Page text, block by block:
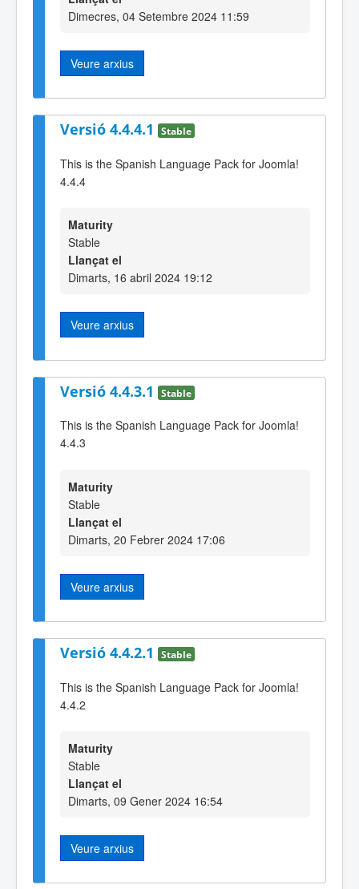
Dimecres, 04 Setembre 2024 11:59
Veure arxius
Versió 4.4.4.1 Stable
This is the Spanish Language Pack for Joomla!
4.4.4
Maturity
Stable
Llançat el
Dimarts, 16 abril 2024 19:12
Veure arxius
Versió 4.4.3.1 Stable
This is the Spanish Language Pack for Joomla!
4.4.3
Maturity
Stable
Llançat el
Dimarts, 20 Febrer 2024 17:06
Veure arxius
Versió 4.4.2.1 Stable
This is the Spanish Language Pack for Joomla!
4.4.2
Maturity
Stable
Llançat el
Dimarts, 09 Gener 2024 16:54
Veure arxius